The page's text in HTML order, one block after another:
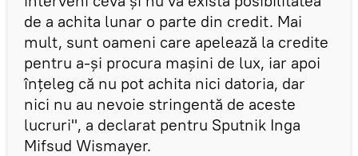
de a achita lunar o parte din credit. Mai
mult, sunt oameni care apelează la credite
pentru a-și procura mașini de lux, iar apoi
înțeleg că nu pot achita nici datoria, dar
nici nu au nevoie stringentă de aceste
lucruri", a declarat pentru Sputnik Inga
Mifsud Wismayer.